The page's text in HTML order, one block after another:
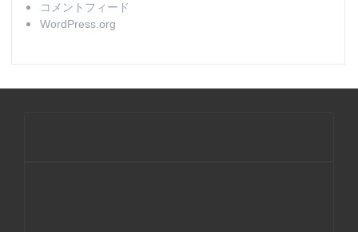
コメントフィード
WordPress.org